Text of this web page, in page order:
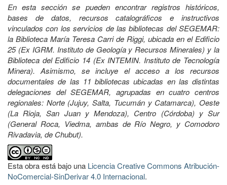
En esta sección se pueden encontrar registros históricos,
bases de datos, recursos catalográficos e instructivos
vinculados con los servicios de las bibliotecas del SEGEMAR:
la Biblioteca María Teresa Carri de Riggi, ubicada en el Edificio
25 (Ex IGRM. Instituto de Geología y Recursos Minerales) y la
Biblioteca del Edificio 14 (Ex INTEMIN. Instituto de Tecnología
Minera). Asimismo, se incluye el acceso a los recursos
documentales de las 11 bibliotecas ubicadas en las distintas
delegaciones del SEGEMAR, agrupadas en cuatro centros
regionales: Norte (Jujuy, Salta, Tucumán y Catamarca), Oeste
(La Rioja, San Juan y Mendoza), Centro (Córdoba) y Sur
(General Roca, Viedma, ambas de Río Negro, y Comodoro
Rivadavia, de Chubut).
Esta obra está bajo una Licencia Creative Commons Atribución-
NoComercial-SinDerivar 4.0 Internacional.